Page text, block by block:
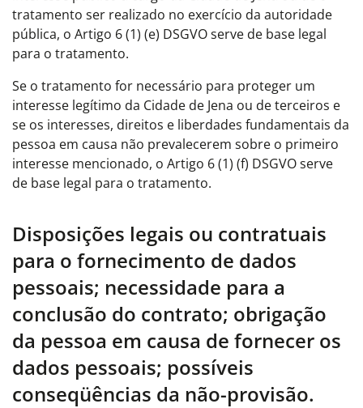
tratamento ser realizado no exercício da autoridade
pública, o Artigo 6 (1) (e) DSGVO serve de base legal
para o tratamento.
Se o tratamento for necessário para proteger um
interesse legítimo da Cidade de Jena ou de terceiros e
se os interesses, direitos e liberdades fundamentais da
pessoa em causa não prevalecerem sobre o primeiro
interesse mencionado, o Artigo 6 (1) (f) DSGVO serve
de base legal para o tratamento.
Disposições legais ou contratuais
para o fornecimento de dados
pessoais; necessidade para a
conclusão do contrato; obrigação
da pessoa em causa de fornecer os
dados pessoais; possíveis
conseqüências da não-provisão.